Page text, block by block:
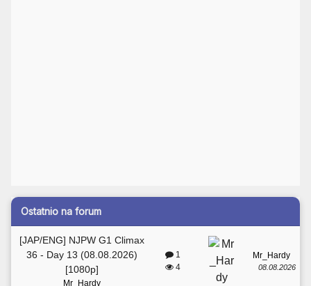
Ostatnio na forum
[JAP/ENG] NJPW G1 Climax
36 - Day 13 (08.08.2026)
[1080p]
Mr_Hardy
1
4
Mr_Hardy
08.08.2026